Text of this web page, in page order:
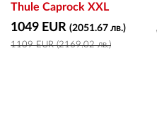
Thule Caprock XXL
1049 EUR (2051.67 лв.)
1109 EUR (2169.02 лв.)